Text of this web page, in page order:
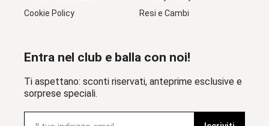
Cookie Policy
Resi e Cambi
Entra nel club e balla con noi!
Ti aspettano: sconti riservati, anteprime esclusive e
sorprese speciali.